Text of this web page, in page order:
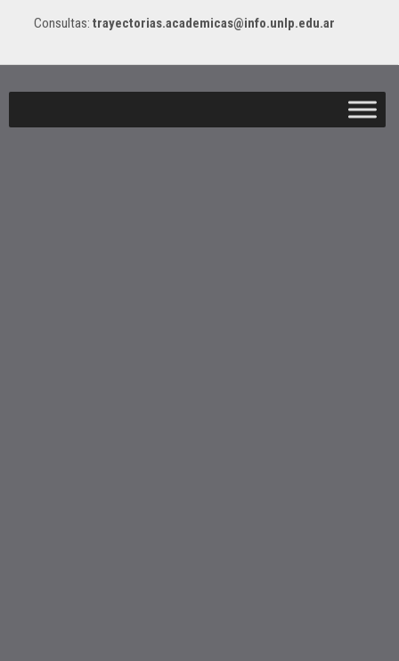
Consultas: trayectorias.academicas@info.unlp.edu.ar